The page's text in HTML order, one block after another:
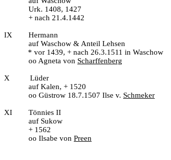
Urk. 1408, 1427
+ nach 21.4.1442
IX
Hermann
auf Waschow & Anteil Lehsen
* vor 1439, + nach 26.3.1511 in Waschow
oo Agneta von Scharffenberg
X Lüder
auf Kalen, + 1520
oo Güstrow 18.7.1507 Ilse v. Schmeker
XI Tönnies II
auf Sukow
+ 1562
oo Ilsabe von Preen